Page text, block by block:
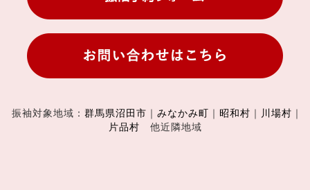
振袖対象地域： 群馬県沼田市 ｜ みなかみ町 ｜ 昭和村 ｜ 川場村 ｜
片品村 他近隣地域